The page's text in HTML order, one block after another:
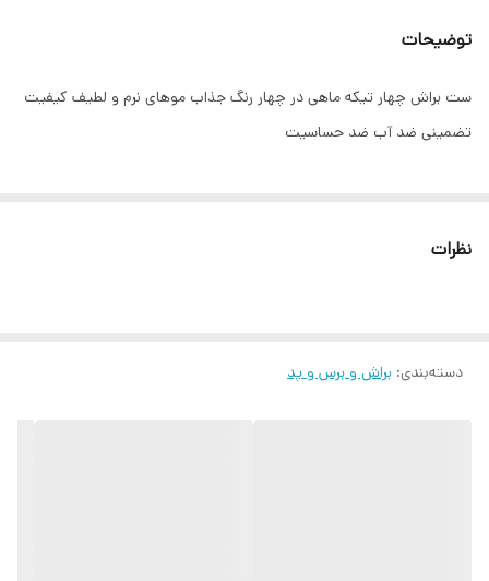
توضیحات
ست براش چهار تیکه ماهی در چهار رنگ جذاب موهای نرم و لطیف کیفیت
تضمینی ضد آب ضد حساسیت
نظرات
دسته‌بندی: براش و برس و پد